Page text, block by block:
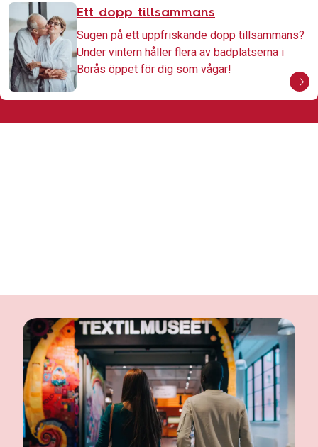
Ett dopp tillsammans
Sugen på ett uppfriskande dopp tillsammans?
Under vintern håller flera av badplatserna i
Borås öppet för dig som vågar!